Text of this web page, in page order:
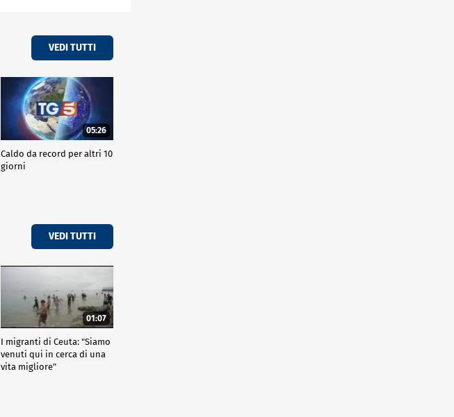
VEDI TUTTI
05:26
Caldo da record per altri 10
giorni
VEDI TUTTI
01:07
I migranti di Ceuta: "Siamo
venuti qui in cerca di una
vita migliore"